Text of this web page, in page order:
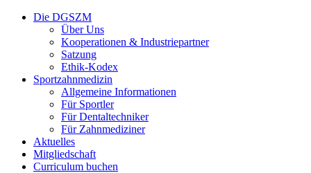
Die DGSZM
Über Uns
Kooperationen & Industriepartner
Satzung
Ethik-Kodex
Sportzahnmedizin
Allgemeine Informationen
Für Sportler
Für Dentaltechniker
Für Zahnmediziner
Aktuelles
Mitgliedschaft
Curriculum buchen